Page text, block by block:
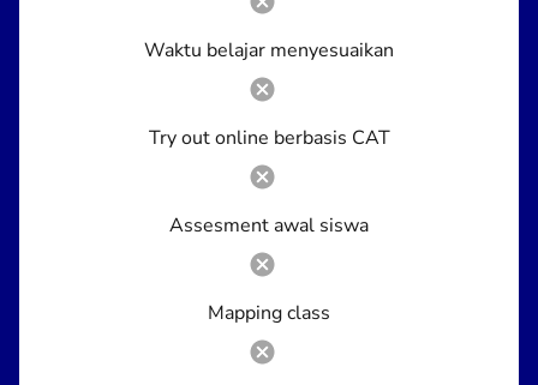
Waktu belajar menyesuaikan
Try out online berbasis CAT
Assesment awal siswa
Mapping class